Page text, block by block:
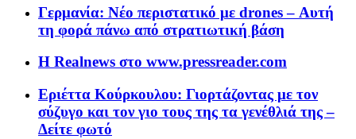
Γερμανία: Νέο περιστατικό με drones – Αυτή
τη φορά πάνω από στρατιωτική βάση
Η Realnews στο www.pressreader.com
Εριέττα Κούρκουλου: Γιορτάζοντας με τον
σύζυγo και τον γιο τους της τα γενέθλιά της –
Δείτε φωτό